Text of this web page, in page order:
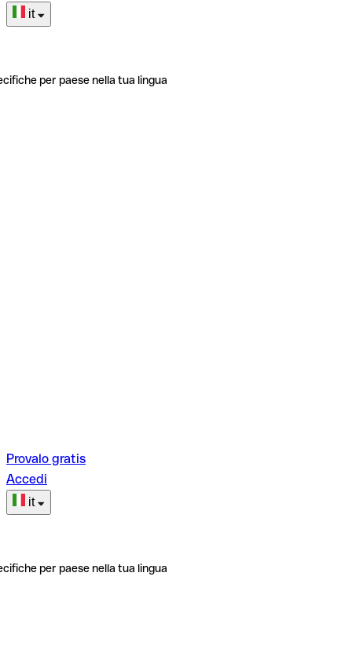
it
per paese nella tua lingua
Provalo gratis
Accedi
it
per paese nella tua lingua